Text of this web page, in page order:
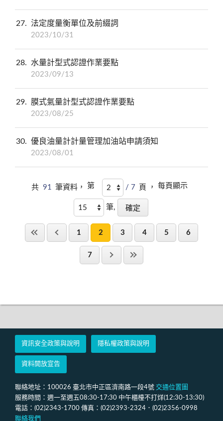
27 法定度量衡單位及前綴詞
2023/10/31
28 水量計型式認證作業要點
2023/09/13
29 膜式氣量計型式認證作業要點
2023/08/25
30 優良油量計計量管理加油站申請須知
2023/08/01
共 91 筆資料， 第 / 7 頁 ，每頁顯示
筆,
1 2 3 4 5 6
7
資訊安全政策與說明 隱私權政策與說明
資料開放宣告
聯絡地址：100026 臺北市中正區濟南路一段4號 交通位置圖
服務時間：週一至週五08:30-17:30 中午櫃檯不打烊(12:30-13:30)
電話：(02)2343-1700 傳真：(02)2393-2324．(02)2356-0998
聯絡我們